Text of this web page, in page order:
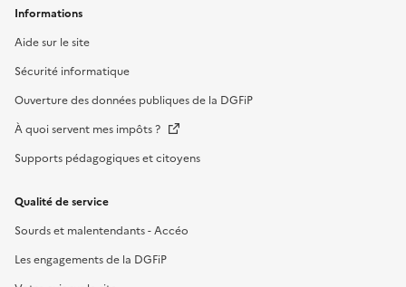
Informations
Aide sur le site
Sécurité informatique
Ouverture des données publiques de la DGFiP
À quoi servent mes impôts ?
Supports pédagogiques et citoyens
Qualité de service
Sourds et malentendants - Accéo
Les engagements de la DGFiP